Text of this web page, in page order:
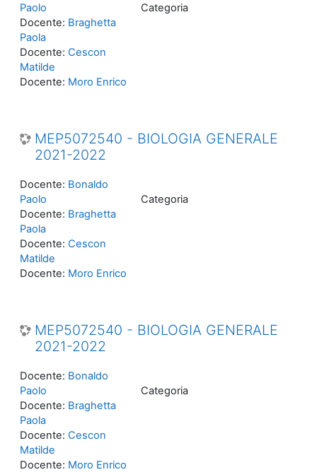
Categoria
Paolo
Docente: Braghetta
Paola
Docente: Cescon
Matilde
Docente: Moro Enrico
MEP5072540 - BIOLOGIA GENERALE
2021-2022
Categoria
Docente: Bonaldo
Paolo
Docente: Braghetta
Paola
Docente: Cescon
Matilde
Docente: Moro Enrico
MEP5072540 - BIOLOGIA GENERALE
2021-2022
Categoria
Docente: Bonaldo
Paolo
Docente: Braghetta
Paola
Docente: Cescon
Matilde
Docente: Moro Enrico